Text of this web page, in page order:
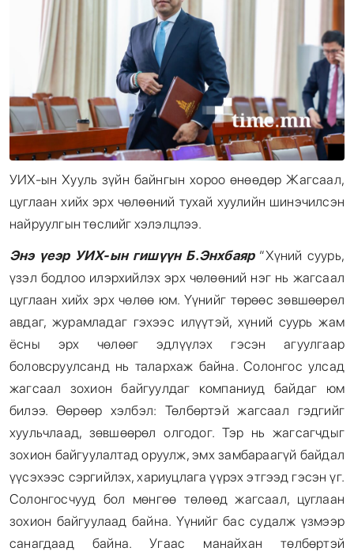
УИХ-ын Хууль зүйн байнгын хороо өнөөдөр Жагсаал,
цуглаан хийх эрх чөлөөний тухай хуулийн шинэчилсэн
найруулгын төслийг хэлэлцлээ.
Энэ үеэр УИХ-ын гишүүн Б.Энхбаяр“Хүний суурь,
үзэл бодлоо илэрхийлэх эрх чөлөөний нэг нь жагсаал
цуглаан хийх эрх чөлөө юм. Үүнийг төрөөс зөвшөөрөл
авдаг, журамладаг гэхээс илүүтэй, хүний суурь жам
ёсны эрх чөлөөг эдлүүлэх гэсэн агуулгаар
боловсруулсанд нь талархаж байна. Солонгос улсад
жагсаал зохион байгуулдаг компаниуд байдаг юм
билээ. Өөрөөр хэлбэл: Төлбөртэй жагсаал гэдгийг
хуульчлаад, зөвшөөрөл олгодог. Тэр нь жагсагчдыг
зохион байгуулалтад оруулж, эмх замбараагүй байдал
үүсэхээс сэргийлэх, хариуцлага үүрэх этгээд гэсэн үг.
Солонгосчууд бол мөнгөө төлөөд жагсаал, цуглаан
зохион байгуулаад байна. Үүнийг бас судалж үзмээр
санагдаад байна. Угаас манайхан төлбөртэй